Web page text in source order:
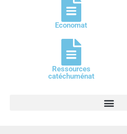
Economat
Ressources
catéchuménat